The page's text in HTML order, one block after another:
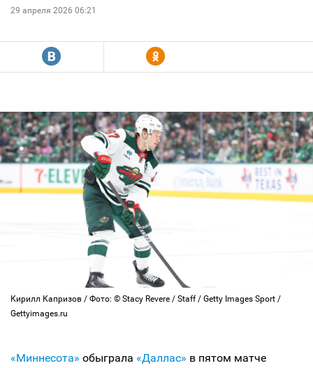
29 апреля 2026 06:21
R Y
Кирилл Капризов / Фото: © Stacy Revere / Staff / Getty Images Sport /
Gettyimages.ru
«Миннесота» обыграла «Даллас» в пятом матче